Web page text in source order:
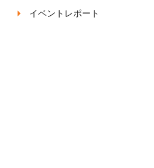
イベントレポート